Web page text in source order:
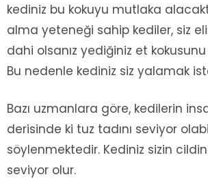
kediniz bu kokuyu mutlaka
alma yeteneği sahip kediler, siz
dahi olsanız yediğiniz et
Bu nedenle kediniz siz yalamak
Bazı uzmanlara göre, kedilerin
derisinde ki tuz tadını seviyor
söylenmektedir. Kediniz sizin
seviyor olur.